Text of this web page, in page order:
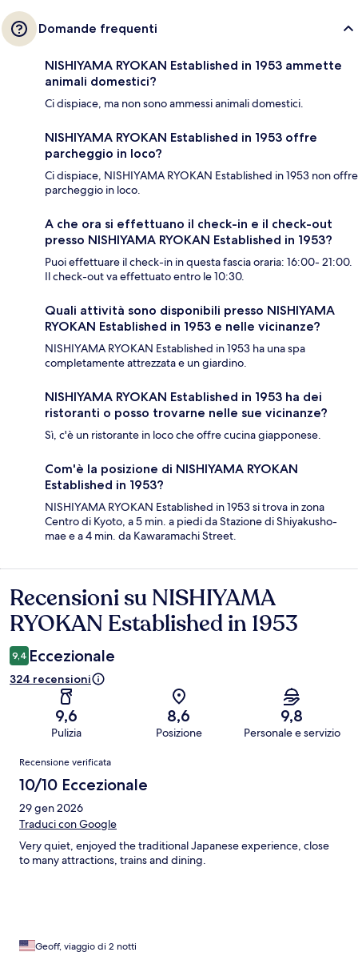
Domande frequenti
NISHIYAMA RYOKAN Established in 1953 ammette
animali domestici?
Ci dispiace, ma non sono ammessi animali domestici.
NISHIYAMA RYOKAN Established in 1953 offre
parcheggio in loco?
Ci dispiace, NISHIYAMA RYOKAN Established in 1953 non offre
parcheggio in loco.
A che ora si effettuano il check-in e il check-out
presso NISHIYAMA RYOKAN Established in 1953?
Puoi effettuare il check-in in questa fascia oraria: 16:00- 21:00.
Il check-out va effettuato entro le 10:30.
Quali attività sono disponibili presso NISHIYAMA
RYOKAN Established in 1953 e nelle vicinanze?
NISHIYAMA RYOKAN Established in 1953 ha una spa
completamente attrezzata e un giardino.
NISHIYAMA RYOKAN Established in 1953 ha dei
ristoranti o posso trovarne nelle sue vicinanze?
Sì, c'è un ristorante in loco che offre cucina giapponese.
Com'è la posizione di NISHIYAMA RYOKAN
Established in 1953?
NISHIYAMA RYOKAN Established in 1953 si trova in zona
Centro di Kyoto, a 5 min. a piedi da Stazione di Shiyakusho-
mae e a 4 min. da Kawaramachi Street.
Recensioni
Recensioni su NISHIYAMA
RYOKAN Established in 1953
9,4 Eccezionale
324 recensioni
9,6
Pulizia
8,6
Posizione
9,8
Personale e servizio
Recensioni
Recensione verificata
10/10 Eccezionale
29 gen 2026
Traduci con Google
Very quiet, enjoyed the traditional Japanese experience, close
to many attractions, trains and dining.
Geoff, viaggio di 2 notti